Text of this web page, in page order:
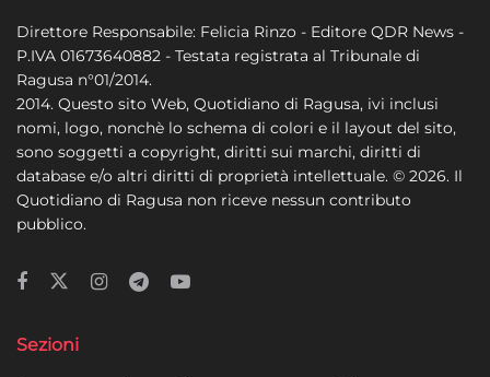
Direttore Responsabile: Felicia Rinzo - Editore QDR News -
P.IVA 01673640882 - Testata registrata al Tribunale di
Ragusa n°01/2014.
2014. Questo sito Web, Quotidiano di Ragusa, ivi inclusi
nomi, logo, nonchè lo schema di colori e il layout del sito,
sono soggetti a copyright, diritti sui marchi, diritti di
database e/o altri diritti di proprietà intellettuale. © 2026. Il
Quotidiano di Ragusa non riceve nessun contributo
pubblico.
Sezioni